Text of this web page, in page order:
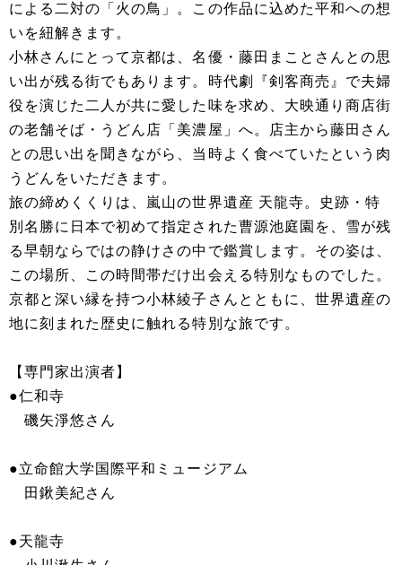
による二対の「火の鳥」。この作品に込めた平和への想
いを紐解きます。
小林さんにとって京都は、名優・藤田まことさんとの思
い出が残る街でもあります。時代劇『剣客商売』で夫婦
役を演じた二人が共に愛した味を求め、大映通り商店街
の老舗そば・うどん店「美濃屋」へ。店主から藤田さん
との思い出を聞きながら、当時よく食べていたという肉
うどんをいただきます。
旅の締めくくりは、嵐山の世界遺産 天龍寺。史跡・特
別名勝に日本で初めて指定された曹源池庭園を、雪が残
る早朝ならではの静けさの中で鑑賞します。その姿は、
この場所、この時間帯だけ出会える特別なものでした。
京都と深い縁を持つ小林綾子さんとともに、世界遺産の
地に刻まれた歴史に触れる特別な旅です。
【専門家出演者】
●仁和寺
磯矢淨悠さん
●立命館大学国際平和ミュージアム
田鍬美紀さん
●天龍寺